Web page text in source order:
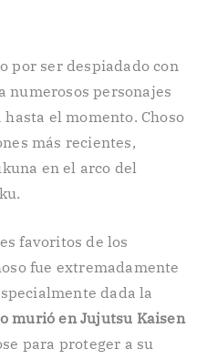
por ser despiadado con
numerosos personajes
el momento. Choso
más recientes,
en el arco del
favoritos de los
fue extremadamente
dada la
murió en Jujutsu Kaisen
para proteger a su